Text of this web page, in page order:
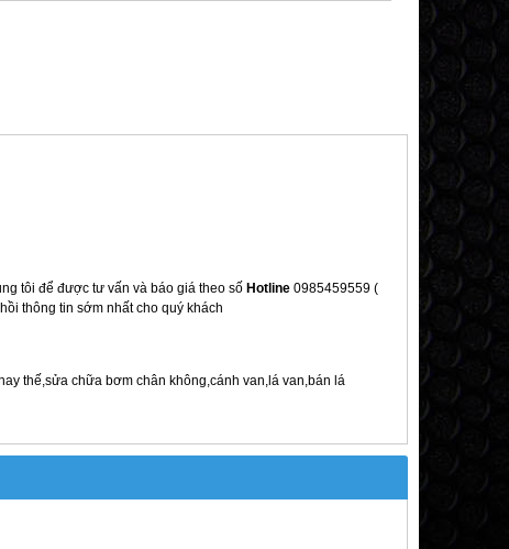
tôi để được tư vấn và báo giá theo số Hotline 0985459559 (
thông tin sớm nhất cho quý khách
thế,sửa chữa bơm chân không,cánh van,lá van,bán lá